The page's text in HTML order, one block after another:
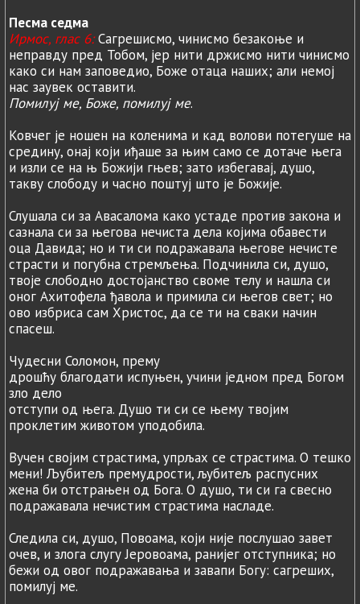
Песма седма
Ирмос, глас 6:Сагрешисмо, чинисмо безакоње и
неправду пред Тобом, јер нити држисмо нити чинисмо
како си нам заповедио, Боже отаца наших; али немој
нас заувек оставити.
Помилуј ме, Боже, помилуј ме.
Ковчег је ношен на коленима и кад волови потегуше на
средину, онај који иђаше за њим само се дотаче њега
и изли се на њ Божији гњев; зато избегавај, душо,
такву слободу и часно поштуј што је Божије.
Слушала си за Авасалома како устаде против закона и
сазнала си за његова нечиста дела којима обавести
оца Давида; но и ти си подражавала његове нечисте
страсти и погубна стремљења. Подчинила си, душо,
твоје слободно достојанство своме телу и нашла си
оног Ахитофела ђавола и примила си његов свет; но
ово избриса сам Христос, да се ти на сваки начин
спасеш.
Чудесни Соломон, прему
дрошћу благодати испуњен, учини једном пред Богом
зло дело
отступи од њега. Душо ти си се њему твојим
проклетим животом уподобила.
Вучен својим страстима, упрљах се страстима. О тешко
мени! Љубитељ премудрости, љубитељ распусних
жена би отстрањен од Бога. О душо, ти си га свесно
подражавала нечистим страстима насладе.
Следила си, душо, Повоама, који није послушао завет
очев, и злога слугу Јеровоама, ранијег отступника; но
бежи од овог подражавања и завапи Богу: сагреших,
помилуј ме.